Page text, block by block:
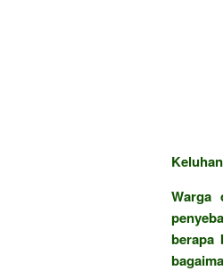
Warga
berapa